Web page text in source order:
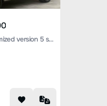
Tank 500 2022 customized version 5 seats